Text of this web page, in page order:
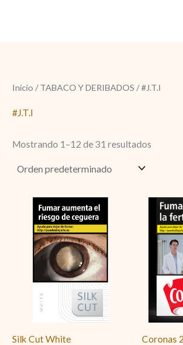
Inicio /TABACO Y DERIBADOS / #J.T.I
#J.T.I
Mostrando 1–12 de 31 resultados
Silk Cut White
Silk
Cut
White
cantidad
Coronas